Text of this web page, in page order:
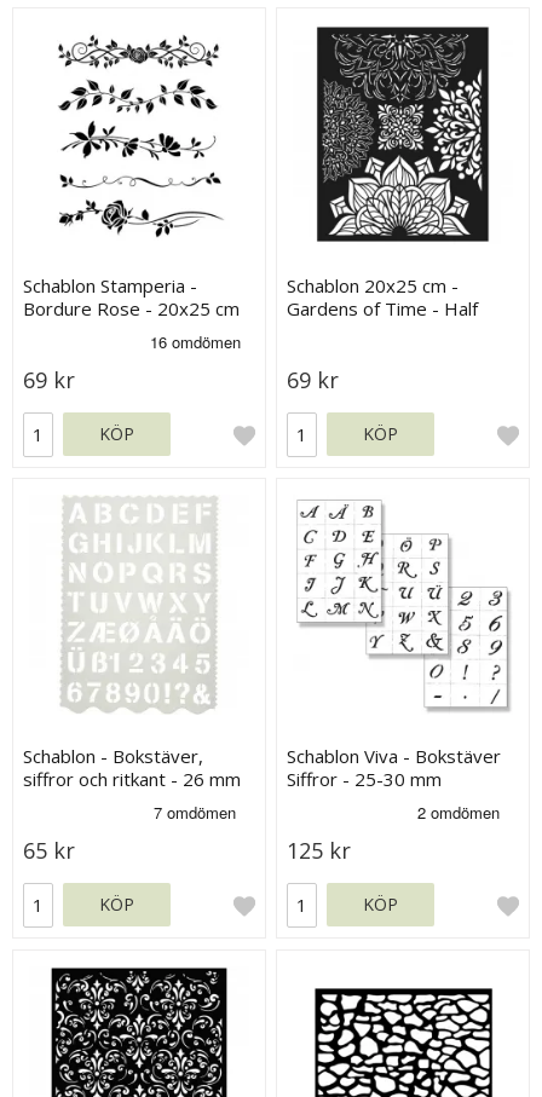
Schablon Stamperia -
Bordure Rose - 20x25 cm
69 kr
KÖP
Schablon 20x25 cm -
Gardens of Time - Half
69 kr
KÖP
Schablon - Bokstäver,
siffror och ritkant - 26 mm
65 kr
KÖP
Schablon Viva - Bokstäver
Siffror - 25-30 mm
125 kr
KÖP